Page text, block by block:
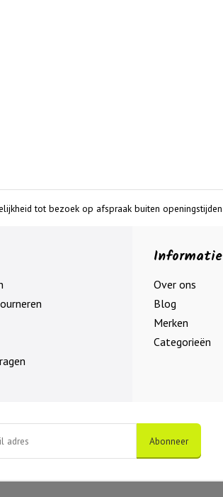
tot bezoek op afspraak buiten openingstijden
Informatie
Over ons
Blog
Merken
Categorieën
Abonneer